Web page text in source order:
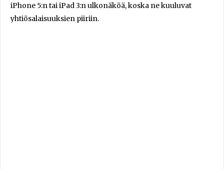
iPhone 5:n tai iPad 3:n ulkonäköä, koska ne kuuluvat
yhtiösalaisuuksien piiriin.